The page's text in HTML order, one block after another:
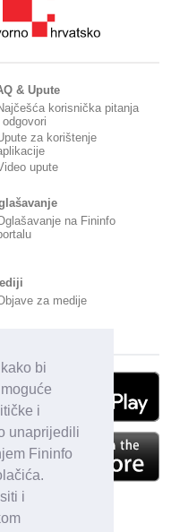
bi
i
unaprijedili
Fininfo
i
& Upute
korisnička pitanja
odgovori
za korištenje
upute
na Fininfo
za medije